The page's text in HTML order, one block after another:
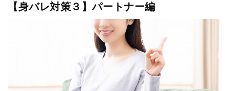
【身バレ対策３】パートナー編